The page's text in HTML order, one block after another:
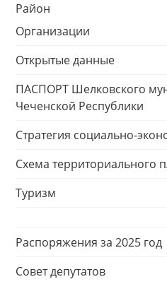
Район
Организации
Открытые данные
ПАСПОРТ Шелковского
Чеченской Республики
Стратегия социально-
Схема территориального
Туризм
Распоряжения за 2025 год
Совет депутатов